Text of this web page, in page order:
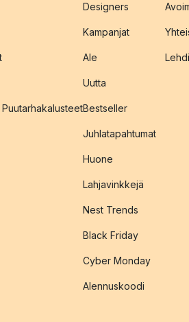
Designers
Kampanjat
Ale
Uutta
Bestseller
Juhlatapahtumat
Huone
Lahjavinkkejä
Nest Trends
Black Friday
Cyber Monday
Alennuskoodi